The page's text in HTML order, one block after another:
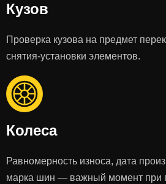
Кузов
Проверка кузова на предмет
снятия-установки элементов.
Колеса
Равномерность износа, дата
марка шин — важный момент при